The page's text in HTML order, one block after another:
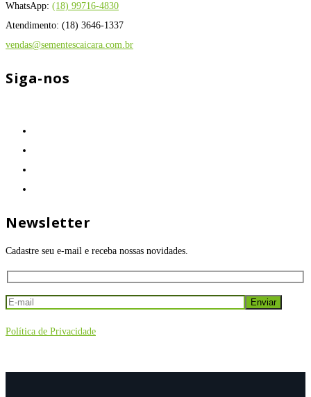
WhatsApp: (18) 99716-4830
Atendimento: (18) 3646-1337
vendas@sementescaicara.com.br
Siga-nos
Newsletter
Cadastre seu e-mail e receba nossas novidades.
Política de Privacidade